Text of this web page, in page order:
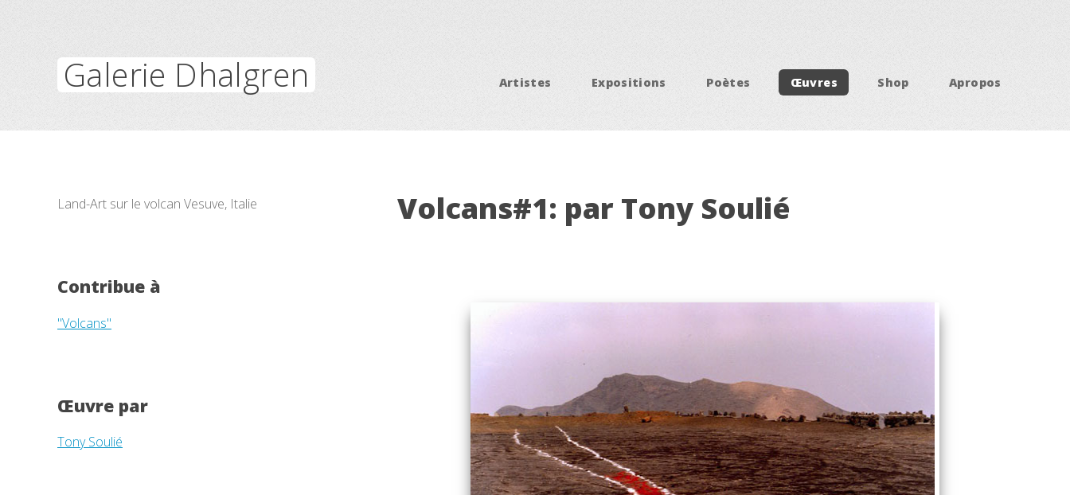
Galerie Dhalgren Artistes Expositions Poètes Œuvres Shop Apropos
Land-Art sur le volcan Vesuve, Italie
Contribue à
"Volcans"
Œuvre par
Tony Soulié
Volcans#1: par Tony Soulié